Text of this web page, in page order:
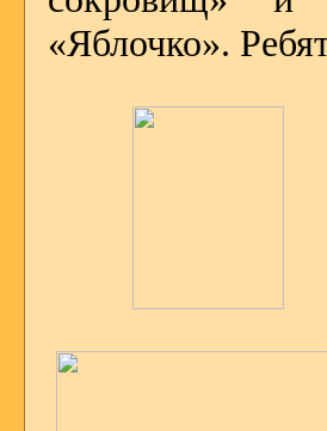
«Яблочко».